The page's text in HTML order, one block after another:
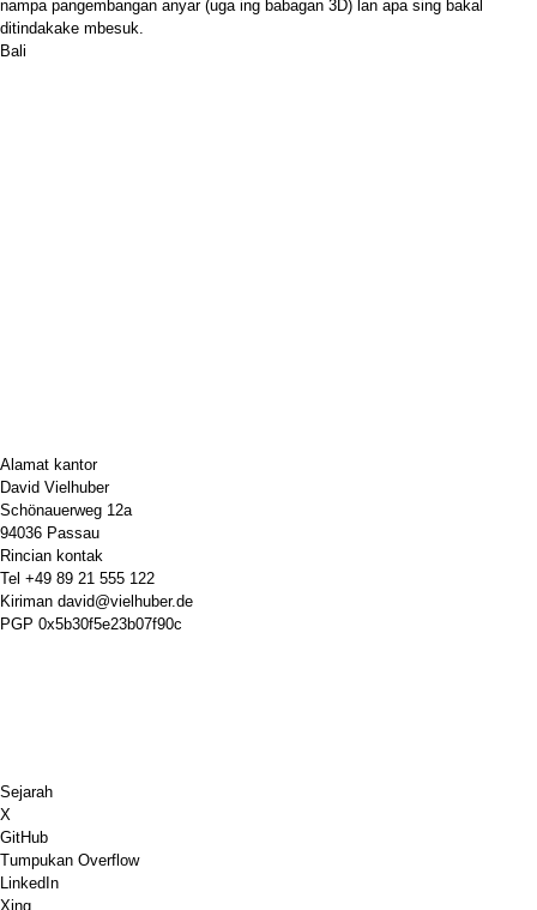
nampa pangembangan anyar (uga ing babagan 3D) lan apa sing bakal
ditindakake mbesuk.
Bali
Alamat kantor
David Vielhuber
Schönauerweg 12a
94036 Passau
Rincian kontak
Tel +49 89 21 555 122
Kiriman david@vielhuber.de
PGP 0x5b30f5e23b07f90c
Sejarah
X
GitHub
Tumpukan Overflow
LinkedIn
Xing